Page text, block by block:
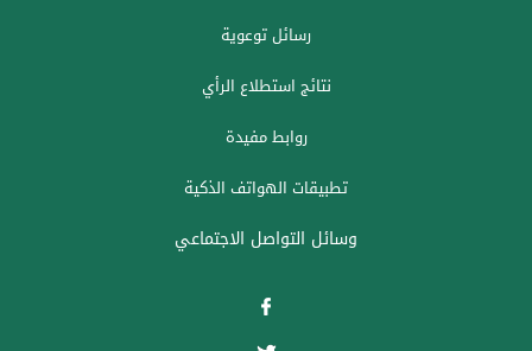
رسائل توعوية
نتائج استطلاع الرأي
روابط مفيدة
تطبيقات الهواتف الذكية
وسائل التواصل الاجتماعي